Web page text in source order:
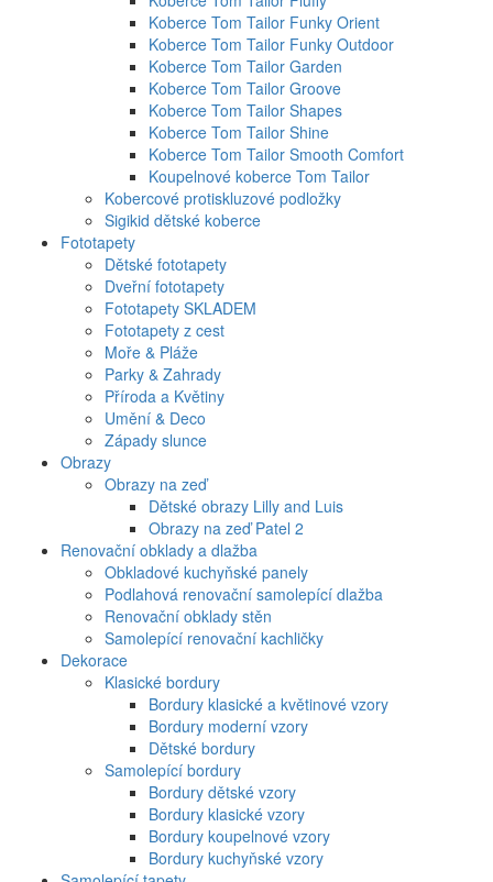
Koberce Tom Tailor Funky Orient
Koberce Tom Tailor Funky Outdoor
Koberce Tom Tailor Garden
Koberce Tom Tailor Groove
Koberce Tom Tailor Shapes
Koberce Tom Tailor Shine
Koberce Tom Tailor Smooth Comfort
Koupelnové koberce Tom Tailor
Kobercové protiskluzové podložky
Sigikid dětské koberce
Fototapety
Dětské fototapety
Dveřní fototapety
Fototapety SKLADEM
Fototapety z cest
Moře & Pláže
Parky & Zahrady
Příroda a Květiny
Umění & Deco
Západy slunce
Obrazy
Obrazy na zeď
Dětské obrazy Lilly and Luis
Obrazy na zeď Patel 2
Renovační obklady a dlažba
Obkladové kuchyňské panely
Podlahová renovační samolepící dlažba
Renovační obklady stěn
Samolepící renovační kachličky
Dekorace
Klasické bordury
Bordury klasické a květinové vzory
Bordury moderní vzory
Dětské bordury
Samolepící bordury
Bordury dětské vzory
Bordury klasické vzory
Bordury koupelnové vzory
Bordury kuchyňské vzory